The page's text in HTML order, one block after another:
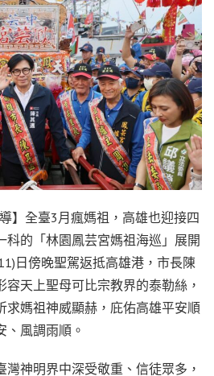
】全臺3月瘋媽祖，高雄也迎接四
科的「林園鳳芸宮媽祖海巡」展開
日傍晚聖駕返抵高雄港，市長陳
天上聖母可比宗教界的泰勒絲，
求媽祖神威顯赫，庇佑高雄平安順
、風調雨順。
神明界中深受敬重、信徒眾多，